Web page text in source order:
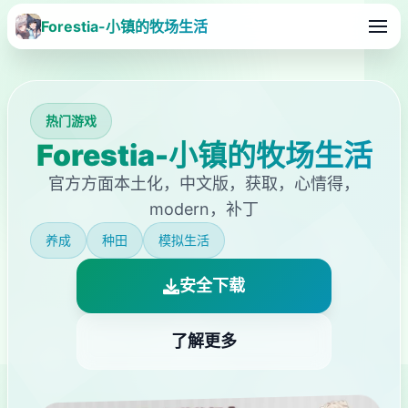
Forestia-小镇的牧场生活
热门游戏
Forestia-小镇的牧场生活
官方方面本土化，中文版，获取，心情得，
modern，补丁
养成 种田 模拟生活
安全下载
了解更多